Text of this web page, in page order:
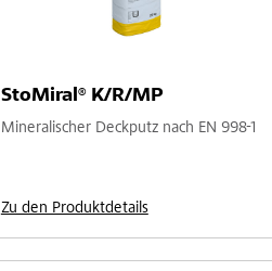
StoMiral® K/R/MP
Mineralischer Deckputz nach EN 998-1
Zu den Produktdetails